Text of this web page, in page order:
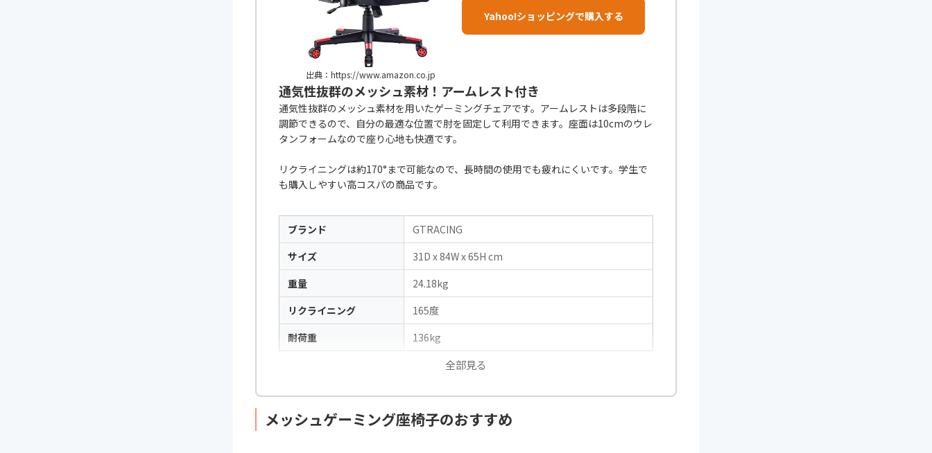
出典：https://www.amazon.co.jp
Yahoo!ショッピングで購入する
通気性抜群のメッシュ素材！アームレスト付き
通気性抜群のメッシュ素材を用いたゲーミングチェアです。アームレストは多段階に
調節できるので、自分の最適な位置で肘を固定して利用できます。座面は10cmのウレ
タンフォームなので座り心地も快適です。
リクライニングは約170°まで可能なので、長時間の使用でも疲れにくいです。学生で
も購入しやすい高コスパの商品です。
ブランド
GTRACING
サイズ
31D x 84W x 65H cm
重量
24.18kg
リクライニング
165度
耐荷重
136kg
全部見る
メッシュゲーミング座椅子のおすすめ